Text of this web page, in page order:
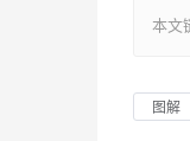
本文
图解